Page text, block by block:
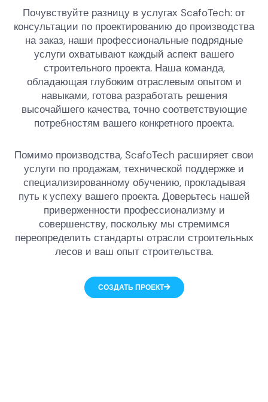
Почувствуйте разницу в услугах ScafoTech: от
консультации по проектированию до производства
на заказ, наши профессиональные подрядные
услуги охватывают каждый аспект вашего
строительного проекта. Наша команда,
обладающая глубоким отраслевым опытом и
навыками, готова разработать решения
высочайшего качества, точно соответствующие
потребностям вашего конкретного проекта.
Помимо производства, ScafoTech расширяет свои
услуги по продажам, технической поддержке и
специализированному обучению, прокладывая
путь к успеху вашего проекта. Доверьтесь нашей
приверженности профессионализму и
совершенству, поскольку мы стремимся
переопределить стандарты отрасли строительных
лесов и ваш опыт строительства.
СОЗДАТЬ ПРОЕКТ